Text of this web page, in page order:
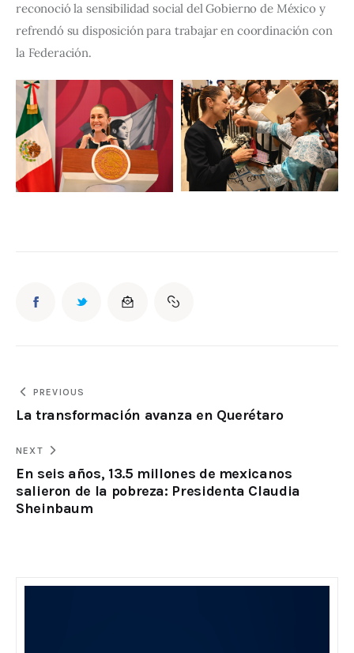
reconoció la sensibilidad social del Gobierno de México y
refrendó su disposición para trabajar en coordinación con
la Federación.
PREVIOUS
La transformación avanza en Querétaro
NEXT
En seis años, 13.5 millones de mexicanos
salieron de la pobreza: Presidenta Claudia
Sheinbaum